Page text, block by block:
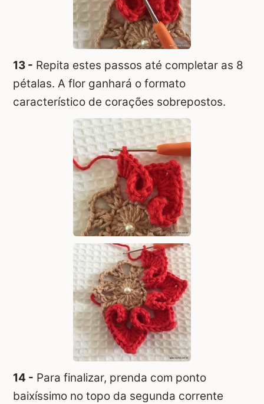
13 - Repita estes passos até completar as 8
pétalas. A flor ganhará o formato
característico de corações sobrepostos.
14 - Para finalizar, prenda com ponto
baixíssimo no topo da segunda corrente